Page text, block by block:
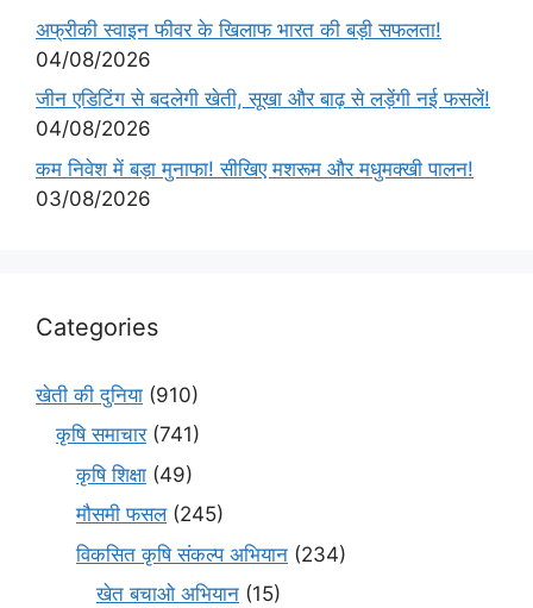
अफ्रीकी स्वाइन फीवर के खिलाफ भारत की बड़ी सफलता!
04/08/2026
जीन एडिटिंग से बदलेगी खेती, सूखा और बाढ़ से लड़ेंगी नई फसलें!
04/08/2026
कम निवेश में बड़ा मुनाफा! सीखिए मशरूम और मधुमक्खी पालन!
03/08/2026
Categories
खेती की दुनिया (910)
कृषि समाचार(741)
कृषि शिक्षा (49)
मौसमी फसल(245)
विकसित कृषि संकल्प अभियान (234)
खेत बचाओ अभियान (15)